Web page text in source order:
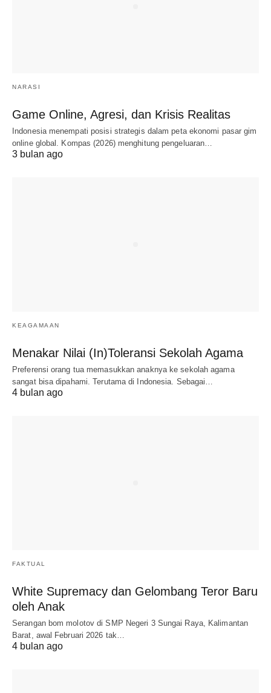
NARASI
Game Online, Agresi, dan Krisis Realitas
Indonesia menempati posisi strategis dalam peta ekonomi pasar gim
online global. Kompas (2026) menghitung pengeluaran…
3 bulan ago
KEAGAMAAN
Menakar Nilai (In)Toleransi Sekolah Agama
Preferensi orang tua memasukkan anaknya ke sekolah agama
sangat bisa dipahami. Terutama di Indonesia. Sebagai…
4 bulan ago
FAKTUAL
White Supremacy dan Gelombang Teror Baru
oleh Anak
Serangan bom molotov di SMP Negeri 3 Sungai Raya, Kalimantan
Barat, awal Februari 2026 tak…
4 bulan ago